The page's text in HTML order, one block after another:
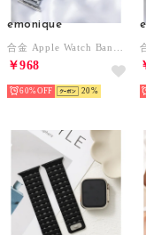
emonique
合金 Apple Watch Band スマートウォッチバンド【38/40/41/42/44/45/49mm対応】 （シルバー）
￥968
60% 20